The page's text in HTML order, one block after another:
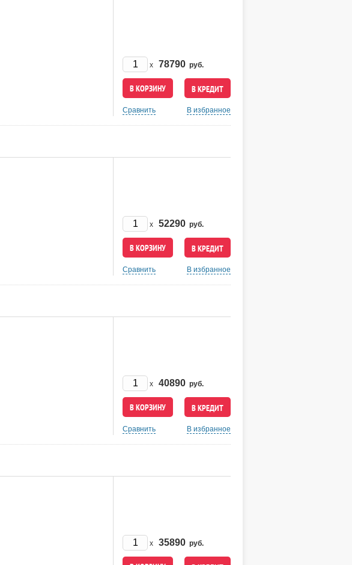
x 78790 руб.
В КРЕДИТ
Сравнить В избранное
x 52290 руб.
В КРЕДИТ
Сравнить В избранное
x 40890 руб.
В КРЕДИТ
Сравнить В избранное
x 35890 руб.